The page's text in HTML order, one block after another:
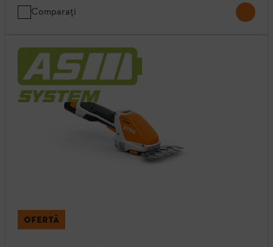
Comparați
OFERTĂ